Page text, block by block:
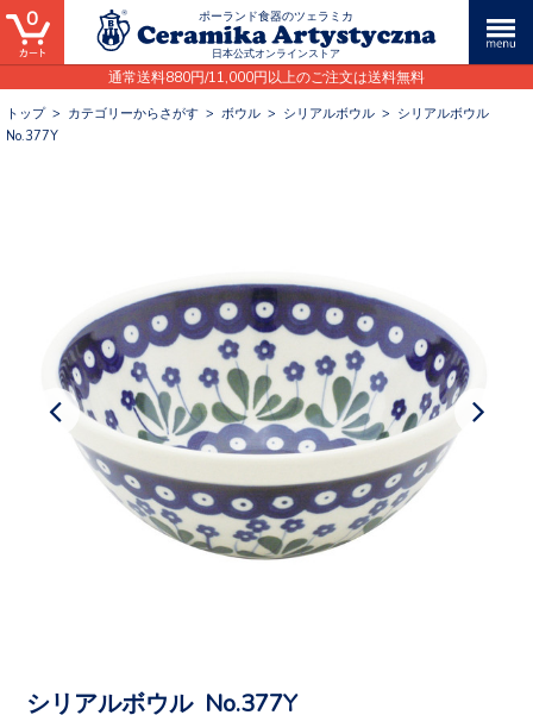
ポーランド食器のツェラミカ
日本公式オンラインストア
通常送料880円/11,000円以上のご注文は送料無料
0
トップ> カテゴリーからさがす > ボウル > シリアルボウル > シリアルボウル
No.377Y
シリアルボウル No.377Y